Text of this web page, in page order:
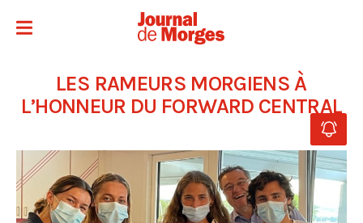
LES RAMEURS MORGIENS À
L’HONNEUR DU FORWARD CENTRAL